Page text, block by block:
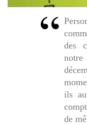
des
notre
ils
de